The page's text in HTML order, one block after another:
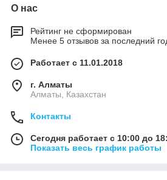
О нас
Рейтинг не сформирован
Менее 5 отзывов за последний
Работает с 11.01.2018
г. Алматы
Алматы, Казахстан
Контакты
Сегодня работает с 10:00 до
Показать весь график работы